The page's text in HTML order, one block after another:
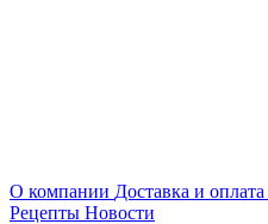
О компании Доставка и оплата
Рецепты Новости